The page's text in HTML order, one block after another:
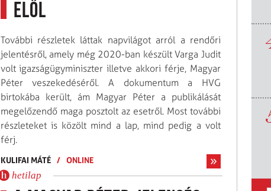
elől
További részletek láttak napvilágot arról a rendőri
jelentésről, amely még 2020-ban készült Varga Judit
volt igazságügyminiszter illetve akkori férje, Magyar
Péter veszekedéséről. A dokumentum a HVG
birtokába került, ám Magyar Péter a publikálását
megelőzendő maga posztolt az esetről. Most további
részleteket is közölt mind a lap, mind pedig a volt
férj.
KULIFAI MÁTÉ / ONLINE
hetilap